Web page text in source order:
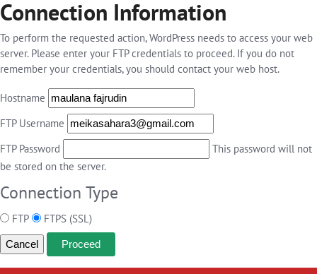
Connection Information
To perform the requested action, WordPress needs to access your web
server. Please enter your FTP credentials to proceed. If you do not
remember your credentials, you should contact your web host.
Hostname
FTP Username
FTP Password
This password will not
be stored on the server.
Connection Type
FTP FTPS (SSL)
Cancel